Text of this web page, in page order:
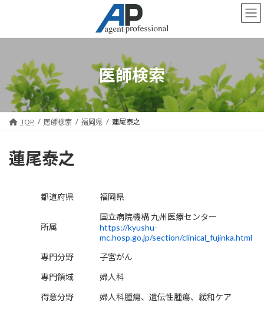
ン
キ
プ
ー
に
動
医師検索
TOP 医師検索 福岡県 蓮尾泰之
蓮尾泰之
都道府県 福岡県
所属
国立病院機構 九州医療センター
https://kyushu-
mc.hosp.go.jp/section/clinical_fujinka.html
専門分野
子宮がん
専門領域
婦人科
得意分野
婦人科腫瘍、遺伝性腫瘍、緩和ケア